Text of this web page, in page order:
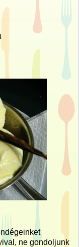
ne gondoljunk